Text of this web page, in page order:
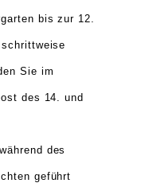
bis zur 12.
Sie im
des 14. und
des
geführt